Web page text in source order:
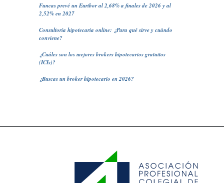
Funcas prevé un Euribor al 2,68% a finales de 2026 y al
2,52% en 2027
Consultoría hipotecaria online: ¿Para qué sirve y cuándo
conviene?
¿Cuáles son los mejores brokers hipotecarios gratuitos
(ICIs)?
¿Buscas un broker hipotecario en 2026?